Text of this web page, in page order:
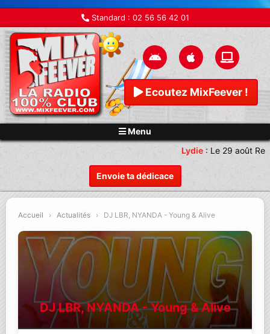
Standard : 02 56 56 42 01
Ecoutez MixFeever !
Menu
Envoie ta dédicace
Lydie: Le 29 août
Accueil › Actualités › DJ LBR, NYANDA - Young & Alive
DJ LBR, NYANDA - Young & Alive